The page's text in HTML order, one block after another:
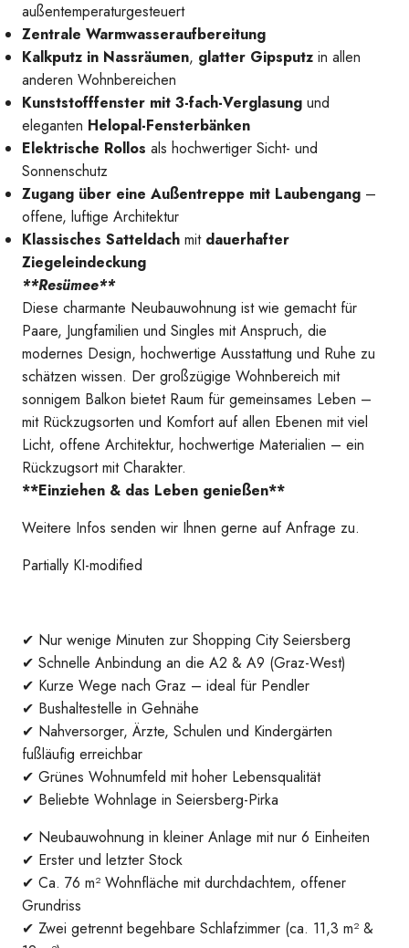
Blick vom Balkon
Ansicht 2 Haus 1
Ansicht Haus 1
außentemperaturgesteuert
Zentrale Warmwasseraufbereitung
Kalkputz in Nassräumen, glatter Gipsputz in allen
anderen Wohnbereichen
Kunststofffenster mit 3-fach-Verglasung und
eleganten Helopal-Fensterbänken
Elektrische Rollos als hochwertiger Sicht- und
Sonnenschutz
Zugang über eine Außentreppe mit Laubengang –
offene, luftige Architektur
Klassisches Satteldach mit dauerhafter
Ziegeleindeckung
**Resümee**
Diese charmante Neubauwohnung ist wie gemacht für
Paare, Jungfamilien und Singles mit Anspruch, die
modernes Design, hochwertige Ausstattung und Ruhe zu
schätzen wissen. Der großzügige Wohnbereich mit
sonnigem Balkon bietet Raum für gemeinsames Leben –
mit Rückzugsorten und Komfort auf allen Ebenen mit viel
Licht, offene Architektur, hochwertige Materialien – ein
Rückzugsort mit Charakter.
**Einziehen & das Leben genießen**
Weitere Infos senden wir Ihnen gerne auf Anfrage zu.
Partially KI-modified
✔ Nur wenige Minuten zur Shopping City Seiersberg
✔ Schnelle Anbindung an die A2 & A9 (Graz-West)
✔ Kurze Wege nach Graz – ideal für Pendler
✔ Bushaltestelle in Gehnähe
✔ Nahversorger, Ärzte, Schulen und Kindergärten
fußläufig erreichbar
✔ Grünes Wohnumfeld mit hoher Lebensqualität
✔ Beliebte Wohnlage in Seiersberg-Pirka
✔ Neubauwohnung in kleiner Anlage mit nur 6 Einheiten
✔ Erster und letzter Stock
✔ Ca. 76 m² Wohnfläche mit durchdachtem, offener
Grundriss
✔ Zwei getrennt begehbare Schlafzimmer (ca. 11,3 m² &